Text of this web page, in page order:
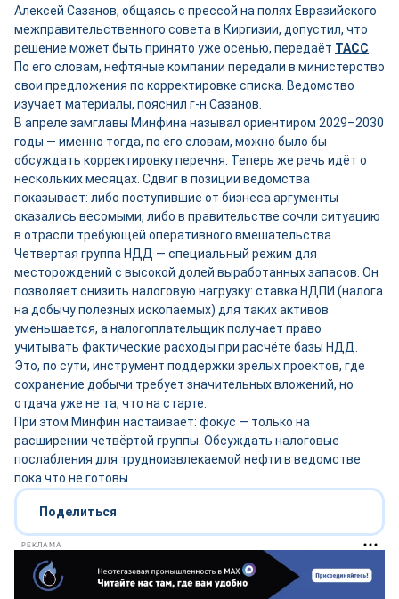
Алексей Сазанов, общаясь с прессой на полях Евразийского
межправительственного совета в Киргизии, допустил, что
решение может быть принято уже осенью, передаёт ТАСС
По его словам, нефтяные компании передали в министерство
свои предложения по корректировке списка. Ведомство
изучает материалы, пояснил г-н Сазанов.
В апреле замглавы Минфина называл ориентиром 2029–2030
годы — именно тогда, по его словам, можно было бы
обсуждать корректировку перечня. Теперь же речь идёт о
нескольких месяцах. Сдвиг в позиции ведомства
показывает: либо поступившие от бизнеса аргументы
оказались весомыми, либо в правительстве сочли ситуацию
в отрасли требующей оперативного вмешательства.
Четвертая группа НДД — специальный режим для
месторождений с высокой долей выработанных запасов. Он
позволяет снизить налоговую нагрузку: ставка НДПИ (налога
на добычу полезных ископаемых) для таких активов
уменьшается, а налогоплательщик получает право
учитывать фактические расходы при расчёте базы НДД.
Это, по сути, инструмент поддержки зрелых проектов, где
сохранение добычи требует значительных вложений, но
отдача уже не та, что на старте.
При этом Минфин настаивает: фокус — только на
расширении четвёртой группы. Обсуждать налоговые
послабления для трудноизвлекаемой нефти в ведомстве
пока что не готовы.
Поделиться
РЕКЛАМА